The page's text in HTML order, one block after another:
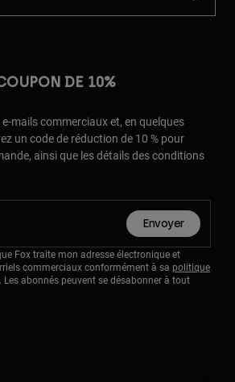
DE 10%
mails commerciaux et, en quelques
un code de réduction de 10 % pour
ainsi que les détails des conditions
Envoyer
Fox traite mon adresse électronique et
commerciaux conformément à sa politique
. Les abonnés peuvent se désabonner à tout